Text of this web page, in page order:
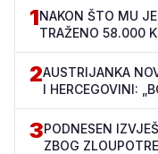
1NAKON ŠTO MU
TRAŽENO 58.000
2AUSTRIJANKA
I HERCEGOVINI:
3PODNESEN
ZBOG